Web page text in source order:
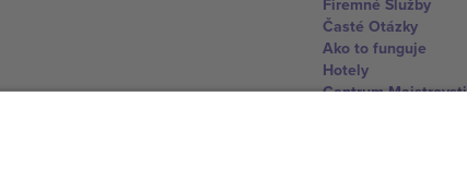
Firemné Služby
Časté Otázky
Ako to funguje
Hotely
Centrum